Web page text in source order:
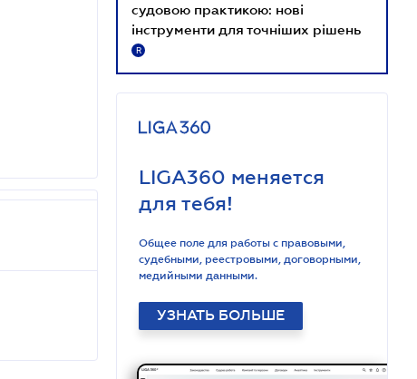
судовою практикою: нові
інструменти для точніших рішень
R
LIGA360 меняется
для тебя!
Общее поле для работы с правовыми,
судебными, реестровыми, договорными,
медийными данными.
УЗНАТЬ БОЛЬШЕ